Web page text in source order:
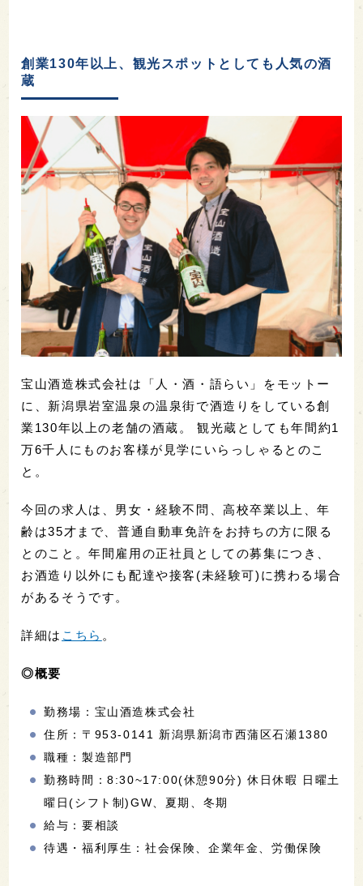
創業130年以上、観光スポットとしても人気の酒
蔵
宝山酒造株式会社は「人・酒・語らい」をモットー
に、新潟県岩室温泉の温泉街で酒造りをしている創
業130年以上の老舗の酒蔵。 観光蔵としても年間約1
万6千人にものお客様が見学にいらっしゃるとのこ
と。
今回の求人は、男女・経験不問、高校卒業以上、年
齢は35才まで、普通自動車免許をお持ちの方に限る
とのこと。年間雇用の正社員としての募集につき、
お酒造り以外にも配達や接客(未経験可)に携わる場合
があるそうです。
詳細は こちら 。
◎概要
勤務場：宝山酒造株式会社
住所：〒953-0141 新潟県新潟市西蒲区石瀬1380
職種：製造部門
勤務時間：8:30~17:00(休憩90分) 休日休暇 日曜土
曜日(シフト制)GW、夏期、冬期
給与：要相談
待遇・福利厚生：社会保険、企業年金、労働保険